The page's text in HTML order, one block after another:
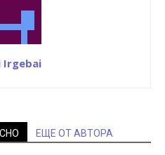
Irgebai
ЕЩЕ ОТ АВТОРА